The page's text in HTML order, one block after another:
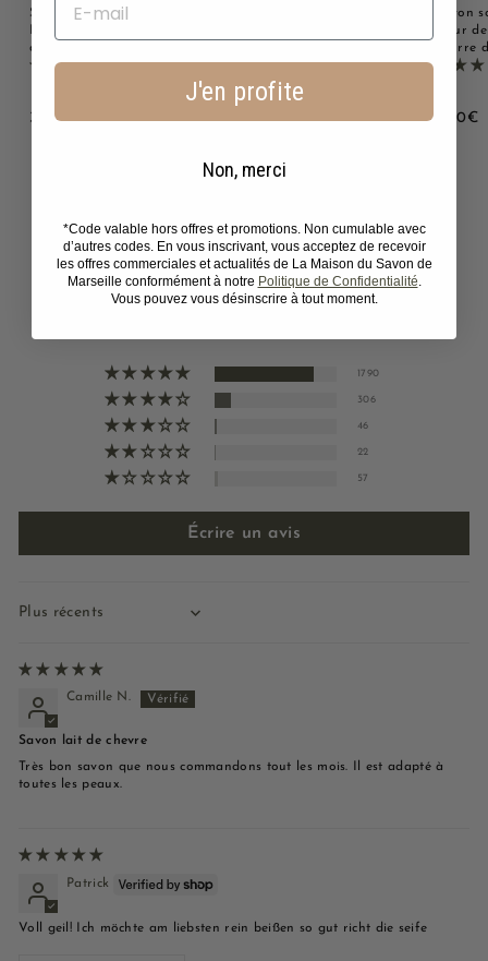
Savon solide parfumé au
de karité bio 125g
2221 avis
3,00€3
2221 avis
3,00€3
0
0
Savon
Fleur
beurre
3,00€3
Avis Clients
1790
306
46
22
57
Écrire un avis
Sort by
Camille N.
Savon lait de chevre
Très bon savon que nous commandons tout les mois. Il est adapté à
toutes les peaux.
Patrick
Voll geil! Ich möchte am liebsten rein beißen so gut richt die seife
J'en profite
Non, merci
*Code valable hors offres et promotions. Non cumulable avec
d’autres codes. En vous inscrivant, vous acceptez de recevoir
les offres commerciales et actualités de La Maison du Savon de
Marseille conformément à notre Politique de Confidentialité.
Vous pouvez vous désinscrire à tout moment.